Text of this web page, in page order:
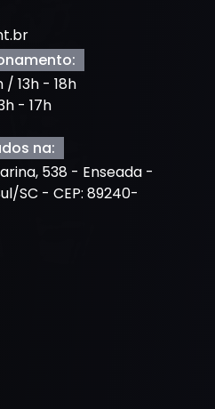
/ 13h - 18h
- 17h
na:
538 - Enseada -
SC - CEP: 89240-